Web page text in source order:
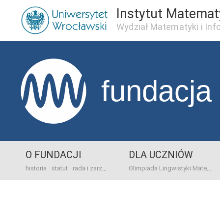
Instytut
Wydział Matematyki i
fundacja
O FUNDACJI
historia statut rada i zarząd dane bankowo-adresowe kontakt
DLA UCZNIÓW
Olimpiada Lingwistyki Matematycznej